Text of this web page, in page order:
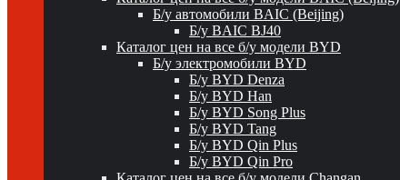
Б/у автомобили BAIC (Beijing)
Б/у BAIC BJ40
Каталог цен на все б/у модели BYD
Б/у электромобили BYD
Б/у BYD Denza
Б/у BYD Han
Б/у BYD Song Plus
Б/у BYD Tang
Б/у BYD Qin Plus
Б/у BYD Qin Pro